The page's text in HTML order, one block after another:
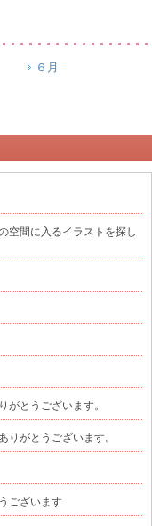
６月
空間に入るイラストを探し
がとうございます。
りがとうございます。
ございます